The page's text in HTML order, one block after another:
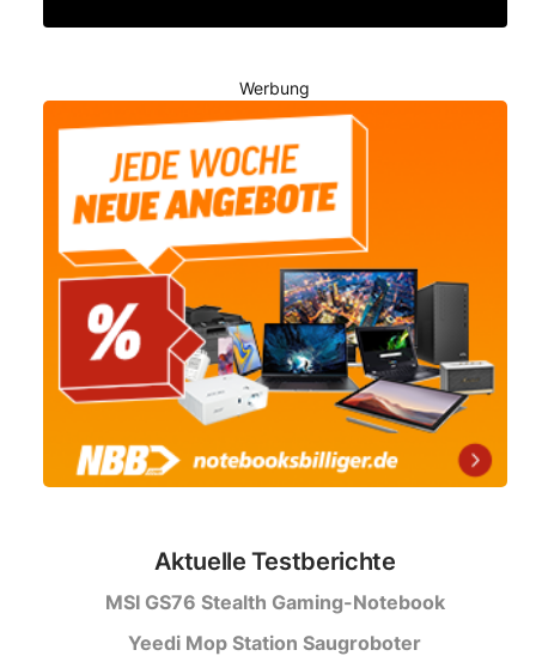
Werbung
Aktuelle Testberichte
MSI GS76 Stealth Gaming-Notebook
Yeedi Mop Station Saugroboter